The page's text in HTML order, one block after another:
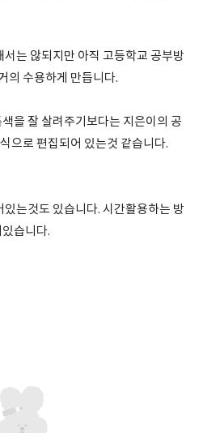
는 않되지만 아직 고등학교 공부방
의 수용하게 만듭니다.
을 잘 살려주기보다는 지은이의 공
으로 편집되어 있는것 같습니다.
는것도 있습니다. 시간활용하는 방
습니다.